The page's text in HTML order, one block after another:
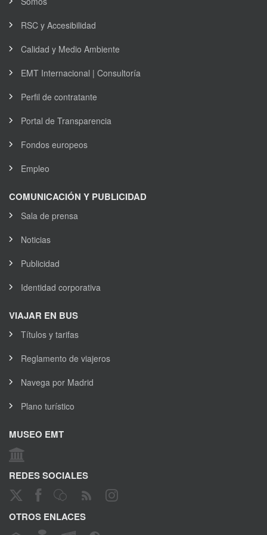
RSC y Accesibilidad
Calidad y Medio Ambiente
EMT Internacional | Consultoría
Perfil de contratante
Portal de Transparencia
Fondos europeos
Empleo
COMUNICACIÓN Y PUBLICIDAD
Sala de prensa
Noticias
Publicidad
Identidad corporativa
VIAJAR EN BUS
Títulos y tarifas
Reglamento de viajeros
Navega por Madrid
Plano turístico
MUSEO EMT
REDES SOCIALES
OTROS ENLACES